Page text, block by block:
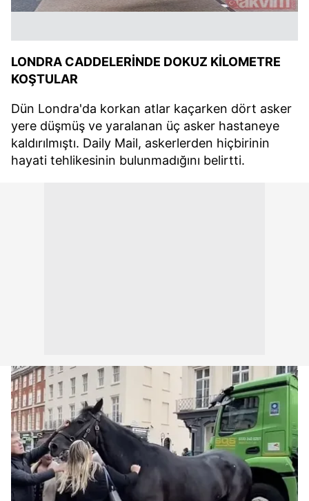
LONDRA CADDELERİNDE DOKUZ KİLOMETRE
KOŞTULAR
Dün Londra'da korkan atlar kaçarken dört asker
yere düşmüş ve yaralanan üç asker hastaneye
kaldırılmıştı. Daily Mail, askerlerden hiçbirinin
hayati tehlikesinin bulunmadığını belirtti.